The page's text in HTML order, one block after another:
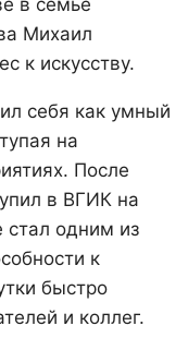
в семье
Михаил
к искусству.
себя как умный
на
После
в ВГИК на
стал одним из
к
быстро
и коллег.